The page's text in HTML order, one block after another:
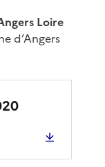
Loire
d’Angers